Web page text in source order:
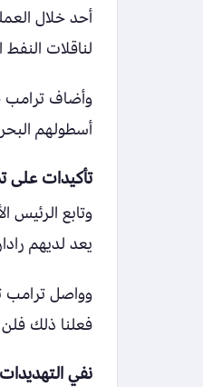
أحد خلال
لناقلات
أسطولهم
تأكيدات على
وتابع الرئيس
يعد لديهم
وواصل ترامب
فعلنا ذلك فلن
نفي